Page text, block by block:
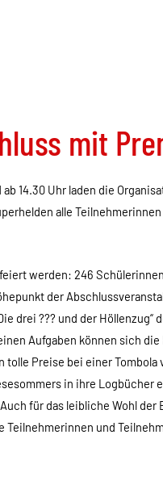
mit
14.30 Uhr laden die
alle
werden: 246
der
drei ??? und der Höllenzug“
Aufgaben können sich
tolle Preise bei einer
in ihre Logbücher
für das leibliche Wohl
Teilnehmerinnen und